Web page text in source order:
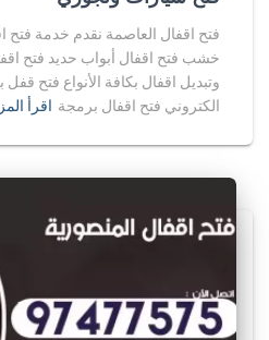
فتح اقفال العاصمة نقدم خدمة فتح
خشب فتح اقفال أبواب حديد فتح
وتبديل اقفال بكافة الأنواع فتح
الكتروني فتح اقفال برمجة اقرأ